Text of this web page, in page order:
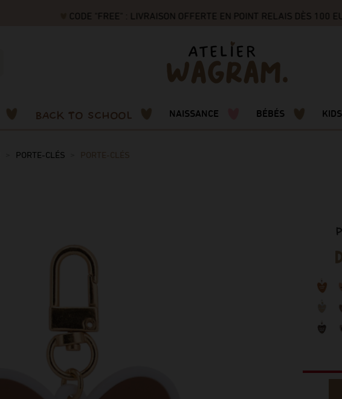
CODE "FREE" : LIVRAISON OFFERTE EN POINT RELAIS DÈS 100
BACK TO SCHOOL NAISSANCE BÉBÉS KIDS
PORTE-CLÉS PORTE-CLÉS